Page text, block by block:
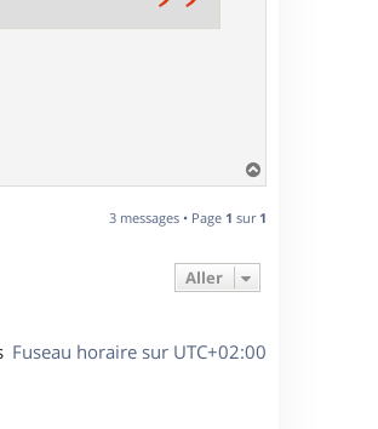
a
t
3 messages • Page 1 sur 1
Aller
Fuseau horaire sur UTC+02:00